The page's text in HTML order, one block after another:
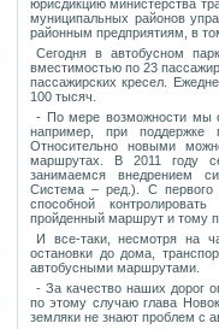
юрисдикцию министерства
муниципальных районов
районным предприятиям, в
Сегодня в автобусном
вместимостью по 23
пассажирских кресел.
100 тысяч.
- По мере возможности мы
например, при поддержке
Относительно новыми
маршрутах. В 2011 году
занимаемся внедрением
Система – ред.). С первого
способной
пройденный маршрут и тому
И все-таки, несмотря на
остановки до дома,
автобусными маршрутами.
- За качество наших дорог
по этому случаю глава
земляки не знают проблем с